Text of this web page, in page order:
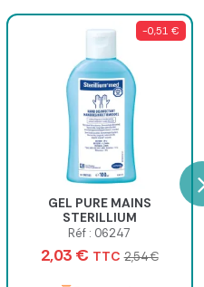
-0,51 €
GEL PURE MAINS
STERILLIUM
DÉSINFECTION SANS
RINÇAGE - flacon de 100 ml
Réf : 06247
2,03 € TTC 2,54 €